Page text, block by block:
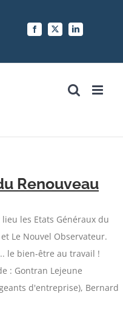
Facebook
X LinkedIn
Renouveau
les Etats Généraux du
Le Nouvel Observateur.
le bien-être au travail !
: Gontran Lejeune
d'entreprise), Bernard